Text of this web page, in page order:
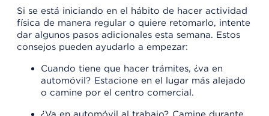
Si se está iniciando en el hábito de hacer actividad
física de manera regular o quiere retomarlo, intente
dar algunos pasos adicionales esta semana. Estos
consejos pueden ayudarlo a empezar:
Cuando tiene que hacer trámites, ¿va en
automóvil? Estacione en el lugar más alejado
o camine por el centro comercial.